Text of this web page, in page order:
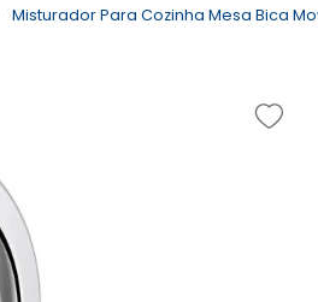
Misturador Para Cozinha Mesa Bica